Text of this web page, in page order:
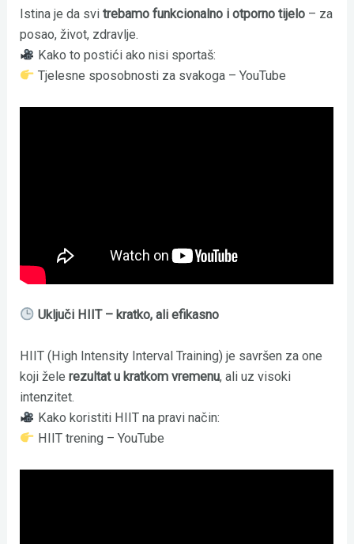
Istina je da svitrebamo funkcionalno i otporno tijelo – za
posao, život, zdravlje.
Kako to postići ako nisi sportaš:
Tjelesne sposobnosti za svakoga – YouTube
Uključi HIIT – kratko, ali efikasno
HIIT (High Intensity Interval Training) je savršen za one
koji želerezultat u kratkom vremenu, ali uz visoki
intenzitet.
Kako koristiti HIIT na pravi način:
HIIT trening – YouTube